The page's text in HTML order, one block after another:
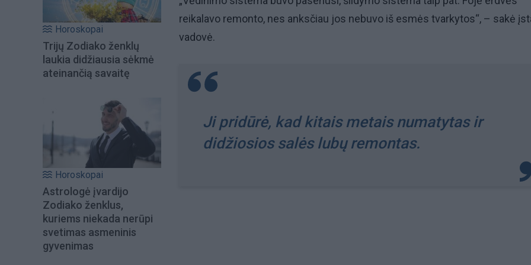
Horoskopai
Trijų Zodiako ženklų
laukia didžiausia sėkmė
ateinančią savaitę
Horoskopai
Astrologė įvardijo
Zodiako ženklus,
kuriems niekada nerūpi
svetimas asmeninis
gyvenimas
reikalavo remonto, nes anksčiau jos nebuvo iš esmės tvarkytos“, – sakė
vadovė.
Ji pridūrė, kad kitais metais numatytas ir
didžiosios salės lubų remontas.